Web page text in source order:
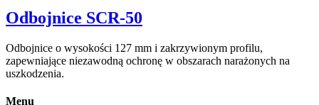
Odbojnice SCR-50
Odbojnice o wysokości 127 mm i zakrzywionym profilu,
zapewniające niezawodną ochronę w obszarach narażonych na
uszkodzenia.
Menu